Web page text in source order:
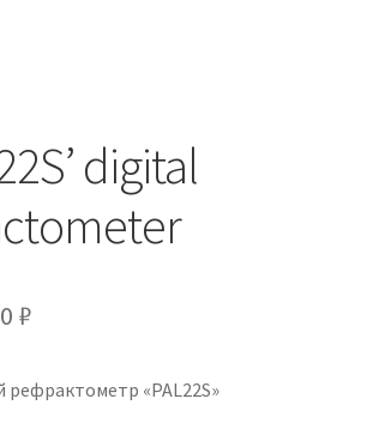
digital
₽
«PAL22S»